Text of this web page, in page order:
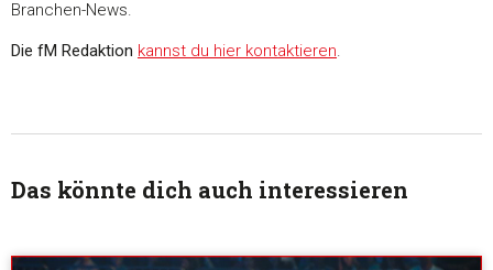
Branchen-News.
Die fM Redaktion kannst du hier kontaktieren.
Das könnte dich auch interessieren